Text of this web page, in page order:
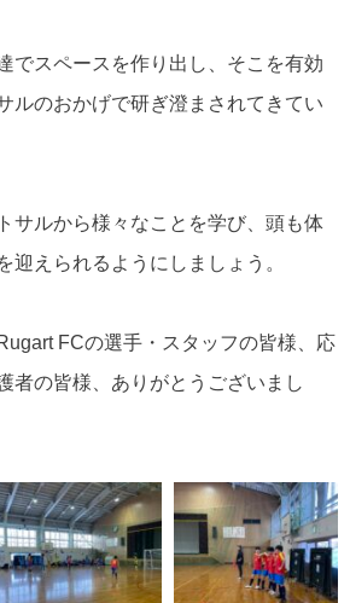
でスペースを作り出し、そこを有効
ルのおかげで研ぎ澄まされてきてい
サルから様々なことを学び、頭も体
迎えられるようにしましょう。
FCの選手・スタッフの皆様、応
者の皆様、ありがとうございまし